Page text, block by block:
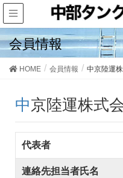
会員情報
HOME 会員情報 中京陸運
中京陸運株式
代表者
連絡先担当者氏名